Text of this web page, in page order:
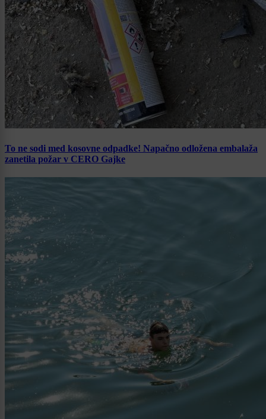
To ne sodi med kosovne odpadke! Napačno odložena embalaža
zanetila požar v CERO Gajke